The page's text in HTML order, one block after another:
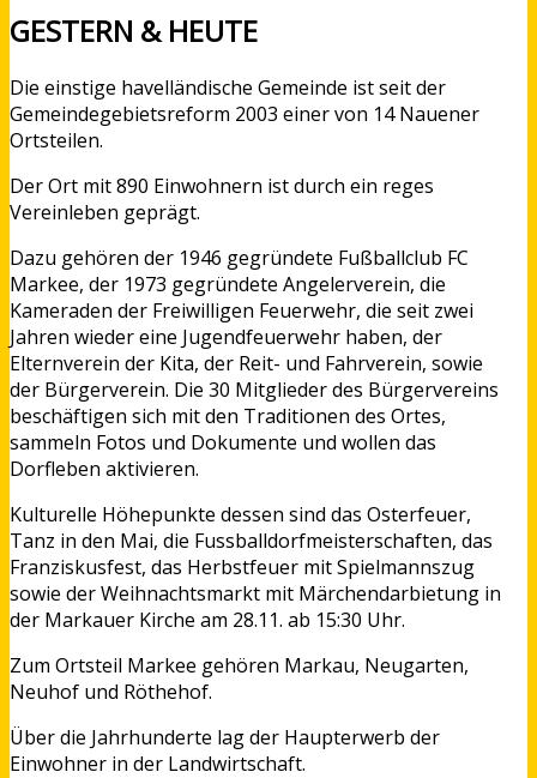
GESTERN & HEUTE
Die einstige havelländische Gemeinde ist seit der
Gemeindegebietsreform 2003 einer von 14 Nauener
Ortsteilen.
Der Ort mit 890 Einwohnern ist durch ein reges
Vereinleben geprägt.
Dazu gehören der 1946 gegründete Fußballclub FC
Markee, der 1973 gegründete Angelerverein, die
Kameraden der Freiwilligen Feuerwehr, die seit zwei
Jahren wieder eine Jugendfeuerwehr haben, der
Elternverein der Kita, der Reit- und Fahrverein, sowie
der Bürgerverein. Die 30 Mitglieder des Bürgervereins
beschäftigen sich mit den Traditionen des Ortes,
sammeln Fotos und Dokumente und wollen das
Dorfleben aktivieren.
Kulturelle Höhepunkte dessen sind das Osterfeuer,
Tanz in den Mai, die Fussballdorfmeisterschaften, das
Franziskusfest, das Herbstfeuer mit Spielmannszug
sowie der Weihnachtsmarkt mit Märchendarbietung in
der Markauer Kirche am 28.11. ab 15:30 Uhr.
Zum Ortsteil Markee gehören Markau, Neugarten,
Neuhof und Röthehof.
Über die Jahrhunderte lag der Haupterwerb der
Einwohner in der Landwirtschaft.